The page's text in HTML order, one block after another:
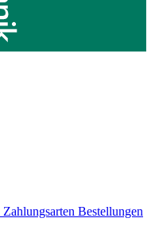
Zahlungsarten Bestellungen